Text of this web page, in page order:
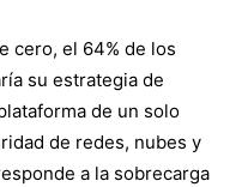
cero, el 64% de los
su estrategia de
de un solo
de redes, nubes y
a la sobrecarga